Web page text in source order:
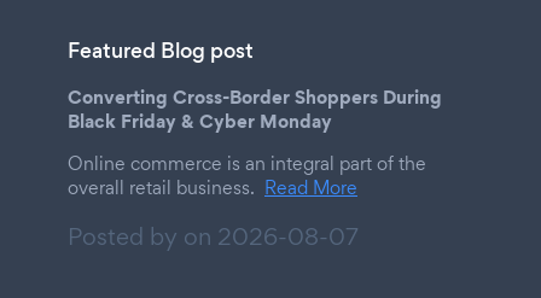
Featured Blog post
Converting Cross-Border Shoppers During
Black Friday & Cyber Monday
Online commerce is an integral part of the
overall retail business. Read More
Posted by on 2026-08-07